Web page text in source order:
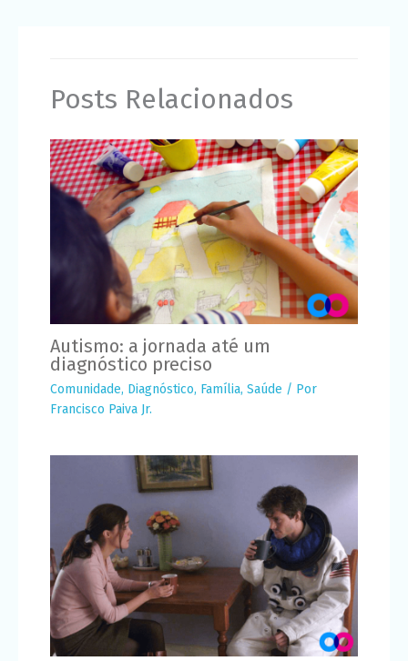
Posts Relacionados
Autismo: a jornada até um
diagnóstico preciso
Comunidade, Diagnóstico, Família, Saúde / Por
Francisco Paiva Jr.